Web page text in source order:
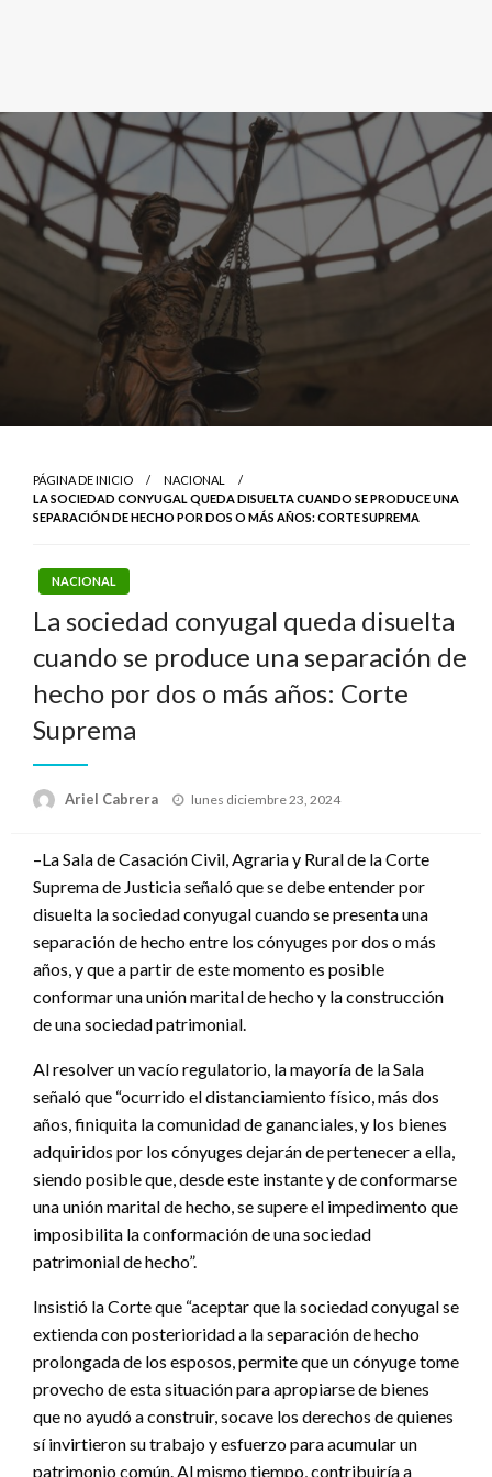
PÁGINA DE INICIO
NACIONAL
LA SOCIEDAD CONYUGAL QUEDA DISUELTA CUANDO SE PRODUCE UNA
SEPARACIÓN DE HECHO POR DOS O MÁS AÑOS: CORTE SUPREMA
NACIONAL
La sociedad conyugal queda disuelta
cuando se produce una separación de
hecho por dos o más años: Corte
Suprema
Ariel Cabrera
Publicado
lunes diciembre 23, 2024
–La Sala de Casación Civil, Agraria y Rural de la Corte
Suprema de Justicia señaló que se debe entender por
disuelta la sociedad conyugal cuando se presenta una
separación de hecho entre los cónyuges por dos o más
años, y que a partir de este momento es posible
conformar una unión marital de hecho y la construcción
de una sociedad patrimonial.
Al resolver un vacío regulatorio, la mayoría de la Sala
señaló que “ocurrido el distanciamiento físico, más dos
años, finiquita la comunidad de gananciales, y los bienes
adquiridos por los cónyuges dejarán de pertenecer a ella,
siendo posible que, desde este instante y de conformarse
una unión marital de hecho, se supere el impedimento que
imposibilita la conformación de una sociedad
patrimonial de hecho”.
Insistió la Corte que “aceptar que la sociedad conyugal se
extienda con posterioridad a la separación de hecho
prolongada de los esposos, permite que un cónyuge tome
provecho de esta situación para apropiarse de bienes
que no ayudó a construir, socave los derechos de quienes
sí invirtieron su trabajo y esfuerzo para acumular un
patrimonio común. Al mismo tiempo, contribuiría a